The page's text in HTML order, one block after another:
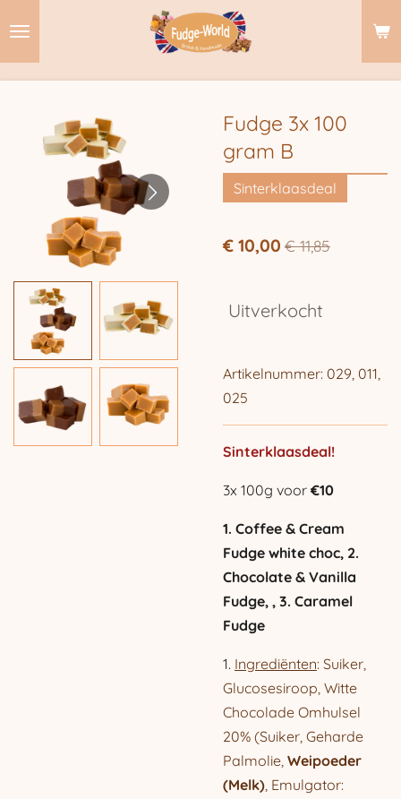
hoofdinhoud
Fudge 3x 100
gram B
Sinterklaasdeal
€ 10,00 € 11,85
Uitverkocht
Artikelnummer: 029, 011,
025
Sinterklaasdeal!
3x 100g voor €10
1. Coffee & Cream
Fudge white choc, 2.
Chocolate & Vanilla
Fudge, , 3. Caramel
Fudge
1. Ingrediënten: Suiker,
Glucosesiroop, Witte
Chocolade Omhulsel
20% (Suiker, Geharde
Palmolie, Weipoeder
(Melk), Emulgator: